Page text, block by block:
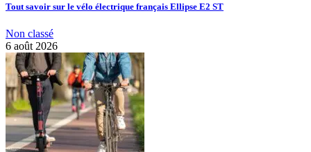
Tout savoir sur le vélo électrique français Ellipse E2 ST
Non classé
6 août 2026